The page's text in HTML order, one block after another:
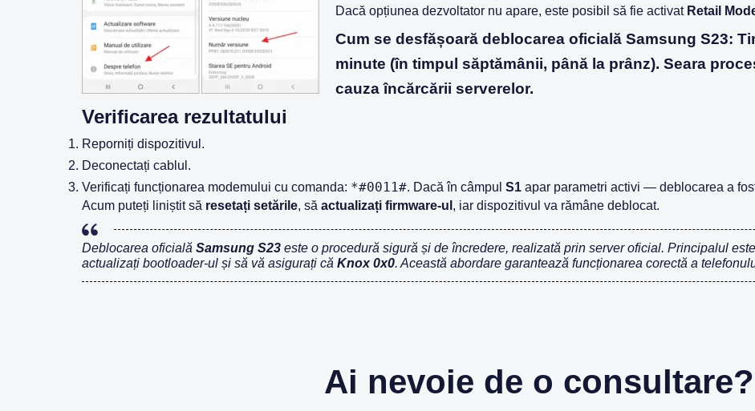
Dacă opțiunea dezvoltator nu apare, este posibil să fie activat Retail
Cum se desfășoară deblocarea oficială Samsung S23:
minute (în timpul săptămânii, până la prânz). Seara
cauza încărcării serverelor.
Verificarea rezultatului
Reporniți dispozitivul.
Deconectați cablul.
Verificați funcționarea modemului cu comanda: *#0011#. Dacă în câmpul S1 apar parametri activi — deblocarea a
Acum puteți liniștit să resetați setările, să actualizați firmware-ul , iar dispozitivul va rămâne deblocat.
Deblocarea oficială Samsung S23 este o procedură sigură și de încredere, realizată prin server oficial. Principalul
actualizați bootloader-ul și să vă asigurați că Knox 0x0. Această abordare garantează funcționarea corectă a
Ai nevoie de o consultare?